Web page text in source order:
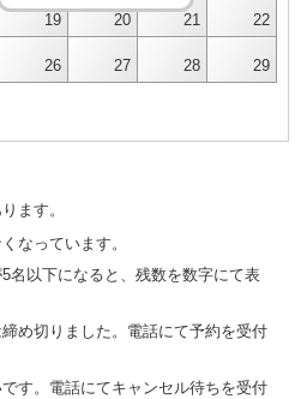
19 20 21 22
26 27 28 29
ます。
なっています。
名以下になると、残数を数字にて表
め切りました。電話にて予約を受付
す。電話にてキャンセル待ちを受付